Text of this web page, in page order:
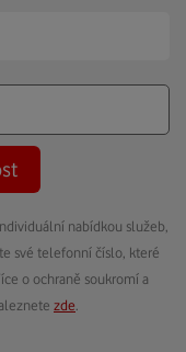
nabídkou služeb,
své telefonní číslo, které
o ochraně soukromí a
zde